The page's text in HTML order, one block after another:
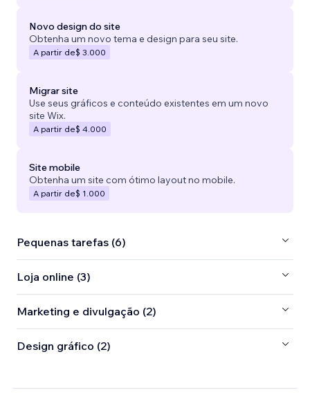
Novo design do site
Obtenha um novo tema e design para seu site.
A partir de$ 3.000
Migrar site
Use seus gráficos e conteúdo existentes em um novo
site Wix.
A partir de$ 4.000
Site mobile
Obtenha um site com ótimo layout no mobile.
A partir de$ 1.000
Pequenas tarefas (6)
Loja online (3)
Marketing e divulgação (2)
Design gráfico (2)